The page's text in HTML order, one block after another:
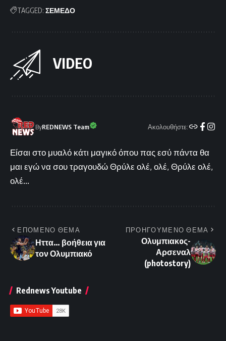
TAGGED: ΣΕΜΕΔΟ
VIDEO
ByREDNEWS Team Ακολουθήστε:
Είσαι στο μυαλό κάτι μαγικό όπου πας εσύ πάντα θα
μαι εγώ να σου τραγουδώ Θρύλε ολέ, ολέ, Θρύλε ολέ,
ολέ...
ΕΠΟΜΕΝΟ ΘΕΜΑ
Ηττα… βοήθεια για
τον Ολυμπιακό
ΠΡΟΗΓΟΥΜΕΝΟ ΘΕΜΑ
Ολυμπιακoς-
Αρσεναλ
(photostory)
Rednews Youtube